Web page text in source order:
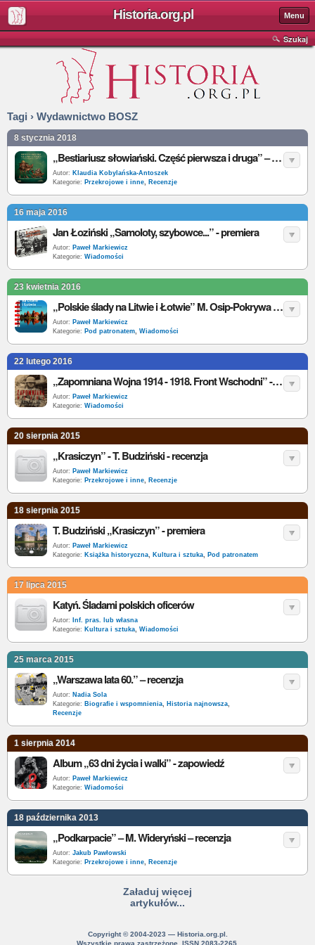
Historia.org.pl Menu
Szukaj
Tagi › Wydawnictwo BOSZ
8 stycznia 2018
„Bestiariusz słowiański. Część pierwsza i druga” – W. Vargas, P. Zych – recenzja
Autor: Klaudia Kobylańska-Antoszek
Kategorie: Przekrojowe i inne, Recenzje
16 maja 2016
Jan Łoziński „Samoloty, szybowce...” - premiera
Autor: Paweł Markiewicz
Kategorie: Wiadomości
23 kwietnia 2016
„Polskie ślady na Litwie i Łotwie” M. Osip-Pokrywa - premiera
Autor: Paweł Markiewicz
Kategorie: Pod patronatem, Wiadomości
22 lutego 2016
„Zapomniana Wojna 1914 - 1918. Front Wschodni” - A. Nieuważny
Autor: Paweł Markiewicz
Kategorie: Wiadomości
20 sierpnia 2015
„Krasiczyn” - T. Budziński - recenzja
Autor: Paweł Markiewicz
Kategorie: Przekrojowe i inne, Recenzje
18 sierpnia 2015
T. Budziński „Krasiczyn” - premiera
Autor: Paweł Markiewicz
Kategorie: Książka historyczna, Kultura i sztuka, Pod patronatem
17 lipca 2015
Katyń. Śladami polskich oficerów
Autor:
Inf. pras. lub własna
Kategorie: Kultura i sztuka, Wiadomości
25 marca 2015
„Warszawa lata 60.” – recenzja
Autor: Nadia Sola
Kategorie: Biografie i wspomnienia, Historia najnowsza,
Recenzje
1 sierpnia 2014
Album „63 dni życia i walki” - zapowiedź
Autor: Paweł Markiewicz
Kategorie: Wiadomości
18 października 2013
„Podkarpacie” – M. Wideryński – recenzja
Autor: Jakub Pawłowski
Kategorie: Przekrojowe i inne, Recenzje
Załaduj więcej
artykułów...
Copyright © 2004-2023 — Historia.org.pl.
Wszystkie prawa zastrzeżone. ISSN 2083-2265.